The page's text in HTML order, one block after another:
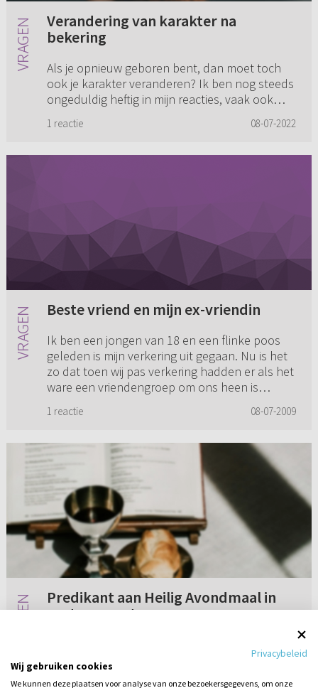
Verandering van karakter na
bekering
Als je opnieuw geboren bent, dan moet toch
ook je karakter veranderen? Ik ben nog steeds
ongeduldig heftig in mijn reacties, vaak ook
beloftes die ik dan wee...
1 reactie 08-07-2022
Beste vriend en mijn ex-vriendin
Ik ben een jongen van 18 en een flinke poos
geleden is mijn verkering uit gegaan. Nu is het
zo dat toen wij pas verkering hadden er als het
ware een vriendengroep om ons heen is
1 reactie 08-07-2009
Predikant aan Heilig Avondmaal in
gastgemeente
het Heilig Avondmaal bedient er ook aan deel
door het brood te eten en de wijn te drinken?
Privacybeleid
Wij gebruiken cookies
We kunnen deze plaatsen voor analyse van onze bezoekersgegevens, om onze